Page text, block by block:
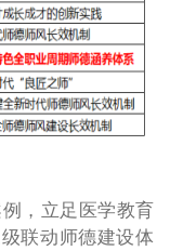
，立足医学教育
联动师德建设体